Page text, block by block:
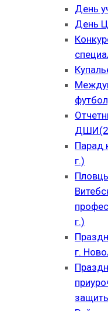
День
День
Парад
г.)
г.)
г.